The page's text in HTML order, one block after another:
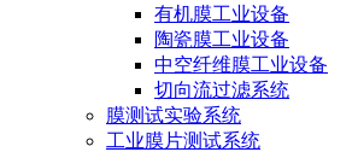
有机膜工业设备
陶瓷膜工业设备
中空纤维膜工业设备
切向流过滤系统
膜测试实验系统
工业膜片测试系统